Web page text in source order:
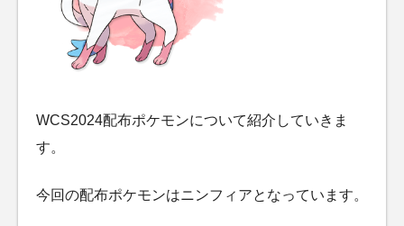
WCS2024配布ポケモンについて紹介していきま
す。
今回の配布ポケモンはニンフィアとなっています。